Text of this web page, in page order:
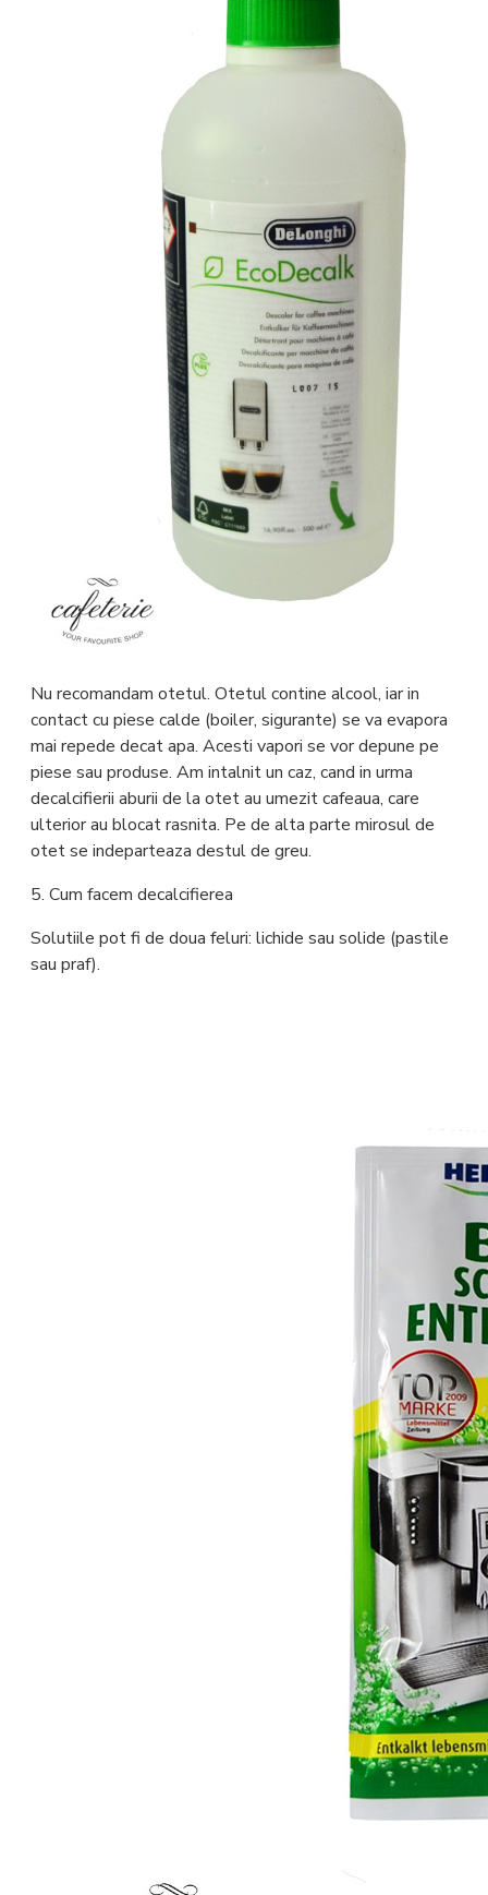
Nu recomandam otetul. Otetul contine alcool, iar in
contact cu piese calde (boiler, sigurante) se va evapora
mai repede decat apa. Acesti vapori se vor depune pe
piese sau produse. Am intalnit un caz, cand in urma
decalcifierii aburii de la otet au umezit cafeaua, care
ulterior au blocat rasnita. Pe de alta parte mirosul de
otet se indeparteaza destul de greu.
5. Cum facem decalcifierea
Solutiile pot fi de doua feluri: lichide sau solide (pastile
sau praf).